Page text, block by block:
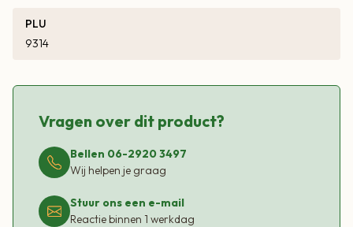
PLU
9314
Vragen over dit product?
Bellen 06-2920 3497
Wij helpen je graag
Stuur ons een e-mail
Reactie binnen 1 werkdag